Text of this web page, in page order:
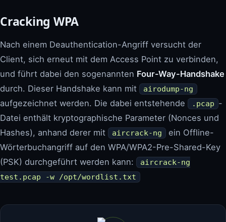
Cracking WPA
Nach einem Deauthentication-Angriff versucht der
Client, sich erneut mit dem Access Point zu verbinden,
und führt dabei den sogenannten Four-Way-Handshake
durch. Dieser Handshake kann mit
airodump-ng
aufgezeichnet werden. Die dabei entstehende .pcap
-
Datei enthält kryptographische Parameter (Nonces und
Hashes), anhand derer mit
aircrack-ng
ein Offline-
Wörterbuchangriff auf den WPA/WPA2-Pre-Shared-Key
(PSK) durchgeführt werden kann:
aircrack-ng
test.pcap -w /opt/wordlist.txt